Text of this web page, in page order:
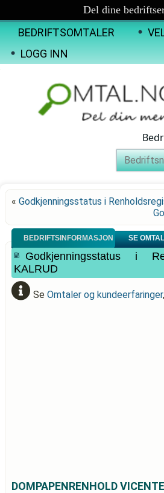
Del dine
BEDRIFTSOMTALER
LOGG INN
« Godkjenningsstatus i
BEDRIFTSINFORMASJON SE
Godkjenningsstatus i
KALRUD
Se Omtaler og kundeerfaringer,
DOMPAPENRENHOLD